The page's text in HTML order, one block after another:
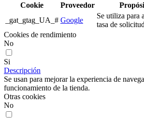
Cookie
Proveedor
_gat_gtag_UA_# Google
Se utiliza para
tasa de
Cookies de rendimiento
No
Si
Descripción
Se usan para mejorar la experiencia de
funcionamiento de la tienda.
Otras cookies
No